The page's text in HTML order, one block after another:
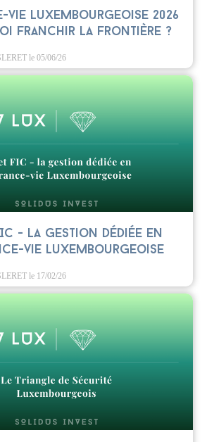
vie luxembourgeoise 2026
franchir la frontière ?
le 05/06/26
- La gestion dédiée en
vie luxembourgeoise
le 17/02/26